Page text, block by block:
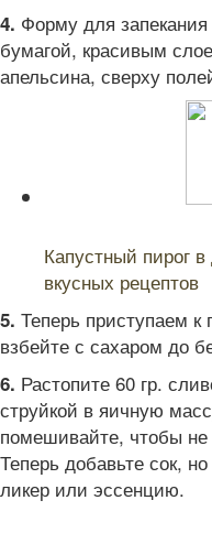
4. Форму для запекания
бумагой, красивым
апельсина, сверху
Капустный пирог
вкусных рецептов
5. Теперь приступаем
взбейте с сахаром до
6. Растопите 60 гр.
струйкой в яичную
помешивайте, чтобы
Теперь добавьте сок,
ликер или эссенцию.